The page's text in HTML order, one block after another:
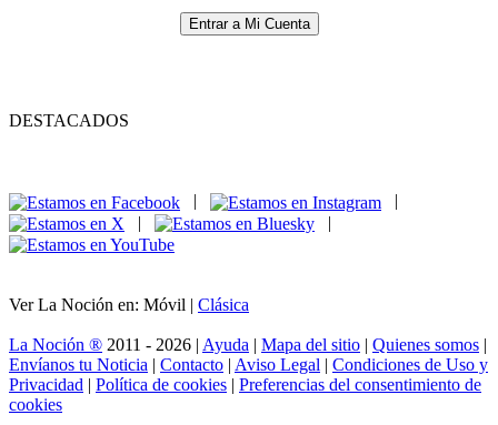
Entrar a Mi Cuenta
DESTACADOS
|
|
Ver La Noción en: Móvil | Clásica
La Noción ® 2011 - 2026 | Ayuda | Mapa del sitio | Quienes somos |
Envíanos tu Noticia | Contacto | Aviso Legal | Condiciones de Uso y
Privacidad | Política de cookies | Preferencias del consentimiento de
cookies